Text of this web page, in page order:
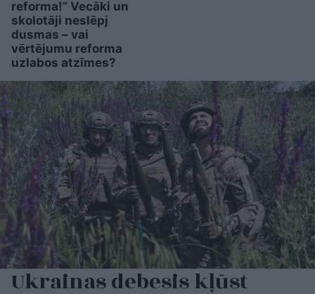
reforma!” Vecāki un
skolotāji neslēpj
dusmas – vai
vērtējumu reforma
uzlabos atzīmes?
Ukrainas debesis kļūst